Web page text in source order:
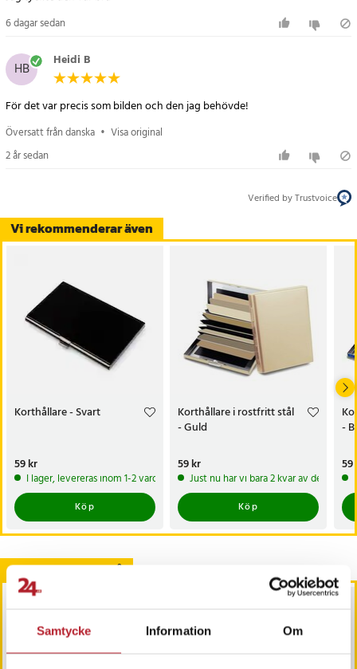
Samtycke Information Om
Vi rekommenderar även
Korthållare - Svart
Pris:
59 kr
I lager, levereras inom 1-2 vardagar
Köp
Korthållare i rostfritt stål
- Guld
Pris:
59 kr
Just nu har vi bara 2 kvar av denna
Köp
-
59
6 dagar sedan
HB Heidi B
För det var precis som bilden och den jag behövde!
Översatt från danska • Visa original
2 år sedan
Verified by Trustvoice
Andra köpte också